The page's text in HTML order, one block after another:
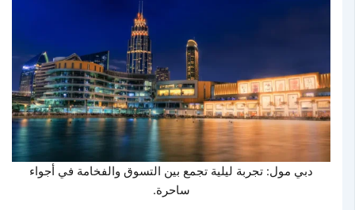
دبي مول: تجربة ليلية تجمع بين التسوق والفخامة في أجواء
ساحرة.